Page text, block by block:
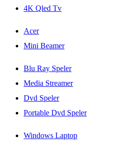
4K Qled Tv
Acer
Mini Beamer
Blu Ray Speler
Media Streamer
Dvd Speler
Portable Dvd Speler
Windows Laptop